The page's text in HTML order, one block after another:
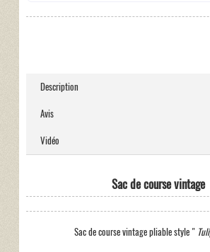
Description
Avis
Vidéo
Sac de course vintage
Sac de course vintage pliable style "